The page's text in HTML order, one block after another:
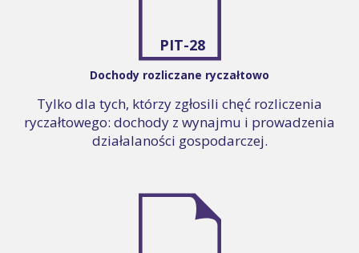
PIT-28
Dochody rozliczane ryczałtowo
Tylko dla tych, którzy zgłosili chęć rozliczenia
ryczałtowego: dochody z wynajmu i prowadzenia
działalaności gospodarczej.